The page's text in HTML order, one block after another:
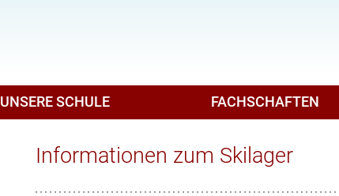
UNSERE SCHULE FACHSCHAFTEN
Informationen zum Skilager